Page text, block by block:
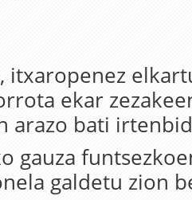
itxaropenez
ekar
arazo bati
gauza
galdetu zion